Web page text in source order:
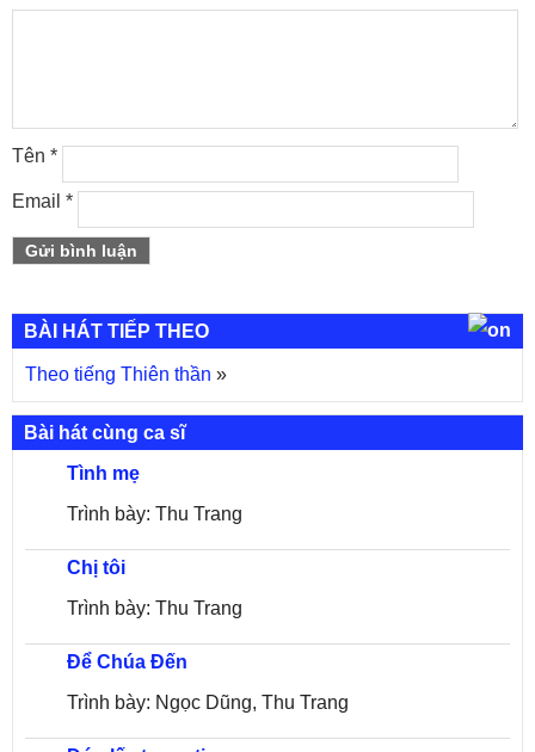
Tên *
Email *
BÀI HÁT TIẾP THEO
Theo tiếng Thiên thần »
Bài hát cùng ca sĩ
Tình mẹ
Trình bày: Thu Trang
Chị tôi
Trình bày: Thu Trang
Để Chúa Đến
Trình bày: Ngọc Dũng, Thu Trang